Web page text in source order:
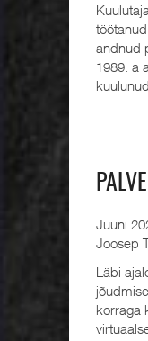
andnud
1989. a
Juuni
Joosep
Läbi
korraga